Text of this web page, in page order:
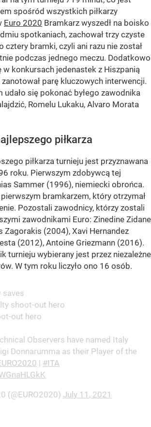
spośród wszystkich piłkarzy
Euro 2020 Bramkarz wyszedł na boisko
spotkaniach, zachował trzy czyste
cztery bramki, czyli ani razu nie został
podczas jednego meczu. Dodatkowo
w konkursach jedenastek z Hiszpanią
parę kluczowych interwencji.
udało się pokonać byłego zawodnika
Romelu Lukaku, Alvaro Morata
piłkarza
piłkarza turnieju jest przyznawana
roku. Pierwszym zdobywcą tej
Sammer (1996), niemiecki obrońca.
bramkarzem, który otrzymał
Pozostali zawodnicy, którzy zostali
zawodnikami Euro: Zinedine Zidane
Zagorakis (2004), Xavi Hernandez
(2012), Antoine Griezmann (2016).
turnieju wybierany jest przez niezależne
W tym roku liczyło ono 16 osób.
saves
shoot-out hero
out hero
Observers have named Italy
Donnarumma as their Player of the
| #ITA
(@EURO2020) July 11, 2021